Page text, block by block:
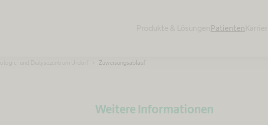
Patienten
Zuweisungsablauf
Weitere Informationen